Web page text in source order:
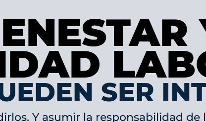
SER
Y asumir la responsabilidad de